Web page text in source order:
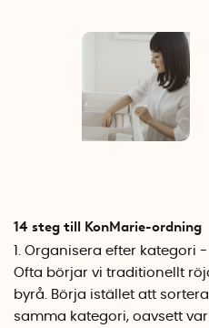
14 steg till KonMarie-ordning
1. Organisera efter kategori
Ofta börjar vi traditionellt
byrå. Börja istället att
samma kategori, oavsett